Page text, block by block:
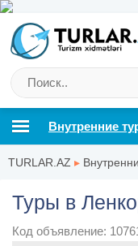
Внутренние
TURLAR.AZ ▸
Туры в
Код объявление: